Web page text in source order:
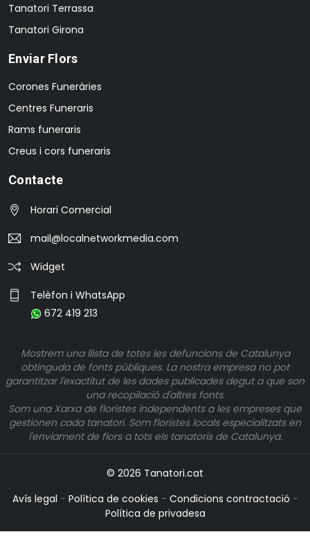
Tanatori Terrassa
Tanatori Girona
Enviar Flors
Corones Funeràries
Centres Funeraris
Rams funeraris
Creus i cors funeraris
Contacte
Horari Comercial
mail@localnetworkmedia.com
Widget
Telèfon i WhatsApp
672 419 213
Mostrem una llista de totes les defuncions de Catalunya
obtinguda de fonts públiques. La nostra empresa no pot
garantitzar l'exactitut de les dades publicades degut a que son
una recopilació d'altres fonts.
Som una Xarxa de floristes independents a les empreses que
gestionen cada tanatori. Som floristes locals especialitzats en
l'enviament de flors a tots els tanatoris de Catalunya.
© 2026 Tanatori.cat
Avís legal - Política de cookies - Condicions contractació -
Política de privadesa